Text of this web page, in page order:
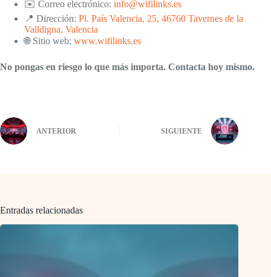
✉️ Correo electrónico: info@wifilinks.es
📍 Dirección: Pl. País Valencia, 25, 46760 Tavernes de la
Valldigna, Valencia
🌐 Sitio web: www.wifilinks.es
No pongas en riesgo lo que más importa. Contacta hoy mismo.
ANTERIOR SIGUIENTE
Entradas relacionadas